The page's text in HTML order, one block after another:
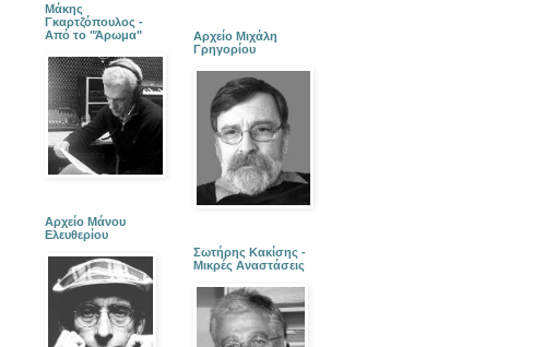
Μάκης
Γκαρτζόπουλος -
Από το "Άρωμα"
Αρχείο Μάνου
Ελευθερίου
Αρχείο Μιχάλη
Γρηγορίου
Σωτήρης Κακίσης -
Μικρές Αναστάσεις